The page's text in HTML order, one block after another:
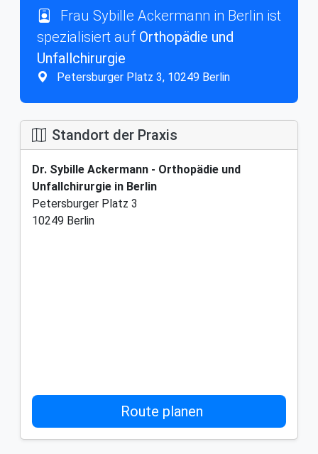
Frau Sybille Ackermann in Berlin ist
spezialisiert auf Orthopädie und
Unfallchirurgie
Petersburger Platz 3, 10249 Berlin
Standort der Praxis
Dr. Sybille Ackermann - Orthopädie und
Unfallchirurgie in Berlin
Petersburger Platz 3
10249 Berlin
Route planen